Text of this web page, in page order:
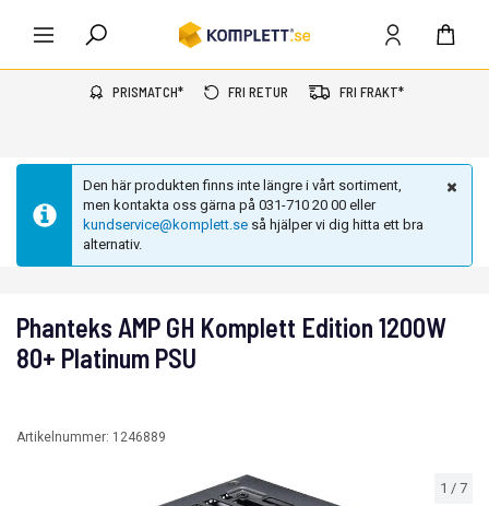
PRISMATCH* FRI RETUR FRI FRAKT*
Den här produkten finns inte längre i vårt sortiment,
men kontakta oss gärna på 031-710 20 00 eller
kundservice@komplett.se så hjälper vi dig hitta ett bra
alternativ.
1 / 7
Phanteks AMP GH Komplett Edition 1200W
80+ Platinum PSU
Artikelnummer: 1246889